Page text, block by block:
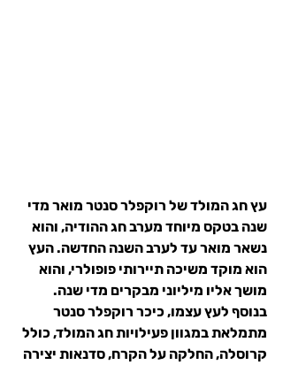
עץ חג המולד של רוקפלר סנטר מואר מדי
שנה בטקס מיוחד מערב חג ההודיה, והוא
נשאר מואר עד לערב השנה החדשה. העץ
הוא מוקד משיכה תיירותי פופולרי, והוא
מושך אליו מיליוני מבקרים מדי שנה.
בנוסף לעץ עצמו, כיכר רוקפלר סנטר
מתמלאת במגוון פעילויות חג המולד, כולל
קרוסלה, החלקה על הקרח, סדנאות יצירה